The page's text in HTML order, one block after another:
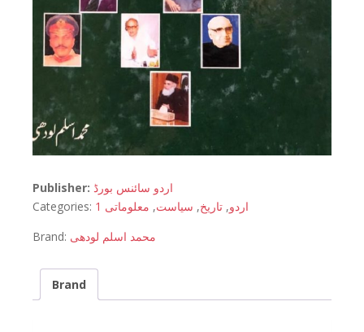
Publisher: اردو سائنس بورڈ
Categories:
اردو, تاریخ, سیاست, معلوماتی 1
Brand: محمد اسلم لودھی
Brand